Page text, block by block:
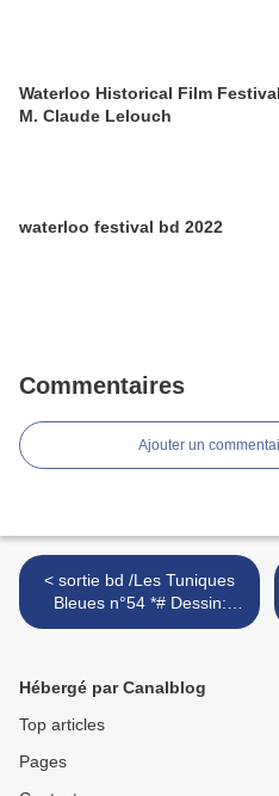
Waterloo Historical Film
M. Claude Lelouch
waterloo festival bd 2022
Commentaires
Ajouter un
< sortie bd /Les Tuniques
Bleues n°54 *# Dessin:
Lambil W Scénario: R*
Hébergé par Canalblog
Top articles
Pages